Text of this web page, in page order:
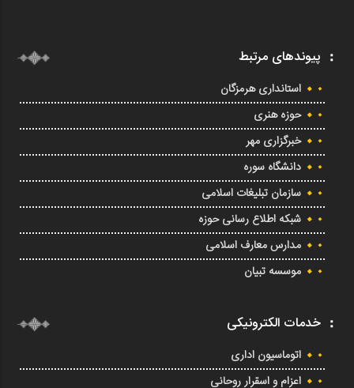
پیوندهای مرتبط
استانداری هرمزگان
حوزه هنری
خبرگزاری مهر
دانشگاه سوره
سازمان تبلیغات اسلامی
شبکه اطلاع رسانی حوزه
مدارس معارف اسلامی
موسسه تبیان
خدمات الکترونیکی
اتوماسیون اداری
اعزام و اسقرار روحانی